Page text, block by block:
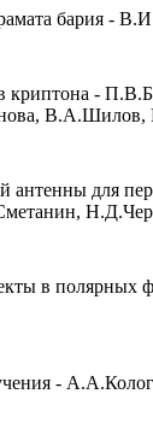
бария -
криптона
для
в полярных
-